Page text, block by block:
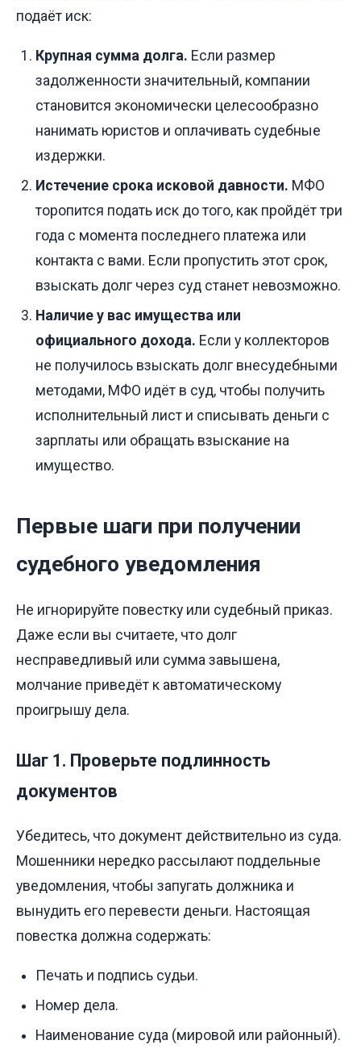
подаёт иск:
Крупная сумма долга. Если размер
задолженности значительный, компании
становится экономически целесообразно
нанимать юристов и оплачивать судебные
издержки.
Истечение срока исковой давности. МФО
торопится подать иск до того, как пройдёт три
года с момента последнего платежа или
контакта с вами. Если пропустить этот срок,
взыскать долг через суд станет невозможно.
Наличие у вас имущества или
официального дохода. Если у коллекторов
не получилось взыскать долг внесудебными
методами, МФО идёт в суд, чтобы получить
исполнительный лист и списывать деньги с
зарплаты или обращать взыскание на
имущество.
Первые шаги при получении
судебного уведомления
Не игнорируйте повестку или судебный приказ.
Даже если вы считаете, что долг
несправедливый или сумма завышена,
молчание приведёт к автоматическому
проигрышу дела.
Шаг 1. Проверьте подлинность
документов
Убедитесь, что документ действительно из суда.
Мошенники нередко рассылают поддельные
уведомления, чтобы запугать должника и
вынудить его перевести деньги. Настоящая
повестка должна содержать:
Печать и подпись судьи.
Номер дела.
Наименование суда (мировой или районный).